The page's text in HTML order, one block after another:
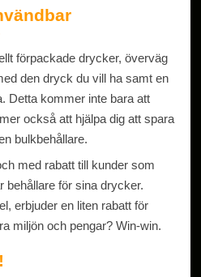
förpackade drycker, överväg
den dryck du vill ha samt en
Detta kommer inte bara att
också att hjälpa dig att spara
bulkbehållare.
med rabatt till kunder som
behållare för sina drycker.
erbjuder en liten rabatt för
miljön och pengar? Win-win.